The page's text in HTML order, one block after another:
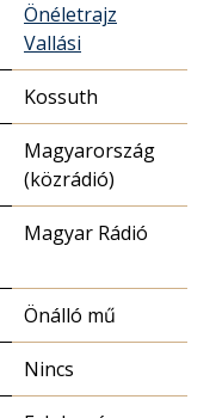
Önéletrajz
Vallási
Kossuth
Magyarország
(közrádió)
Magyar Rádió
Önálló mű
Nincs